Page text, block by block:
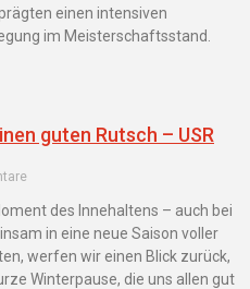
einen intensiven
im Meisterschaftsstand.
guten Rutsch – USR
des Innehaltens – auch bei
in eine neue Saison voller
werfen wir einen Blick zurück,
Winterpause, die uns allen gut